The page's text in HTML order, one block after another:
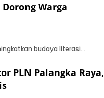
Warga
budaya literasi…
PLN Palangka Raya,